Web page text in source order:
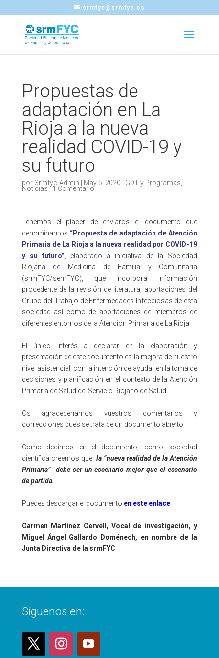
srmfyc@srmfyc.es
Propuestas de
adaptación en La
Rioja a la nueva
realidad COVID-19 y
su futuro
por Srmfyc-Admin May 5, 2020 GDT y Programas
Noticias |1 Comentario
Tenemos el placer de enviaros el documento que
denominamos “Propuesta de adaptación de Atención
Primaria de La Rioja a la nueva realidad por COVID-19
y su futuro” , elaborado a iniciativa de la Sociedad
Riojana de Medicina de Familia y Comunitaria
(srmFYC/semFYC), que incorpora información
procedente de la revisión de literatura, aportaciones del
Grupo del Trabajo de Enfermedades Infecciosas de esta
sociedad así como de aportaciones de miembros de
diferentes entornos de la Atención Primaria de La Rioja.
El único interés a declarar en la elaboración y
presentación de este documento es la mejora de nuestro
nivel asistencial, con la intención de ayudar en la toma de
decisiones y planificación en el contexto de la Atención
Primaria de Salud del Servicio Riojano de Salud.
Os agradeceríamos vuestros comentarios y
correcciones pues se trata de un documento abierto.
Como decimos en el documento, como sociedad
científica creemos que la “nueva realidad de la Atención
Primaria” debe ser un escenario mejor que el escenario
de partida.
Puedes descargar el documento en este enlace
Carmen Martínez Cervell, Vocal de investigación, y
Miguel Ángel Gallardo Doménech, en nombre de la
Junta Directiva de la srmFYC
Síguenos en: